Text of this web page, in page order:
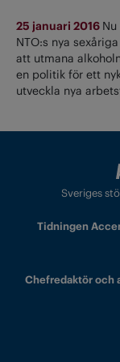
25 januari 2016
NTO:s nya
att utmana
en politik för ett
utveckla nya
Sveriges
Tidningen
Chefredaktör och